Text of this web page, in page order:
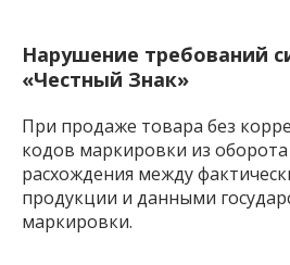
Нарушение требований
«Честный Знак»
При продаже товара без
кодов маркировки из
расхождения между
продукции и данными
маркировки.